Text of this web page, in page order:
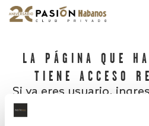
LA PÁGINA QUE
TIENE ACCESO
Si ya eres usuario,